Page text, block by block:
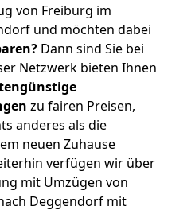
von Freiburg im
und möchten dabei
Dann sind Sie bei
Netzwerk bieten Ihnen
zu fairen Preisen,
anderes als die
neuen Zuhause
verfügen wir über
mit Umzügen von
Deggendorf mit